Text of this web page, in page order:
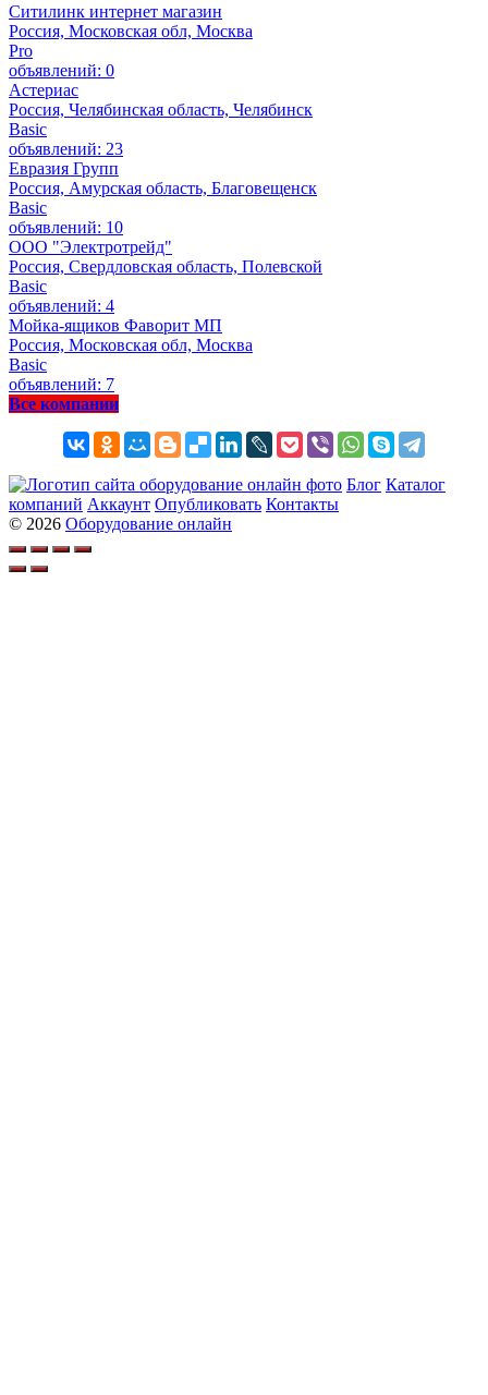
Ситилинк интернет магазин
Россия, Московская обл, Москва
Pro
объявлений: 0
Астериас
Россия, Челябинская область, Челябинск
Basic
объявлений: 23
Евразия Групп
Россия, Амурская область, Благовещенск
Basic
объявлений: 10
ООО "Электротрейд"
Россия, Свердловская область, Полевской
Basic
объявлений: 4
Мойка-ящиков Фаворит МП
Россия, Московская обл, Москва
Basic
объявлений: 7
Все компании
Блог Каталог
компаний Аккаунт Опубликовать Контакты
© 2026 Оборудование онлайн